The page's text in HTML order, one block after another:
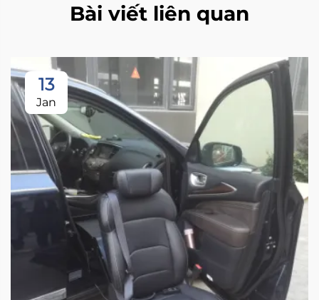
Bài viết liên quan
13
Jan